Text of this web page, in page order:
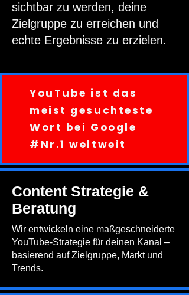
sichtbar zu werden, deine
Zielgruppe zu erreichen und
echte Ergebnisse zu erzielen.
YouTube ist das
meist gesuchteste
Wort bei Google
#Nr.1 weltweit
Content Strategie &
Beratung
Wir entwickeln eine maßgeschneiderte
YouTube-Strategie für deinen Kanal –
basierend auf Zielgruppe, Markt und
Trends.